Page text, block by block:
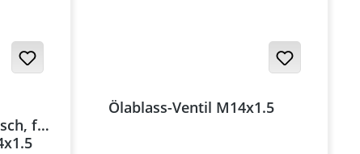
für
Ölablass-Ventil M14x1.5